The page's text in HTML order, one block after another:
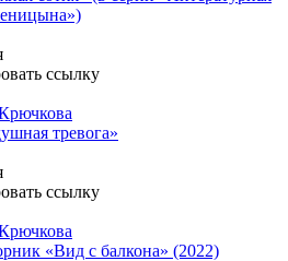
тревога»
«Вид с балкона» (2022)